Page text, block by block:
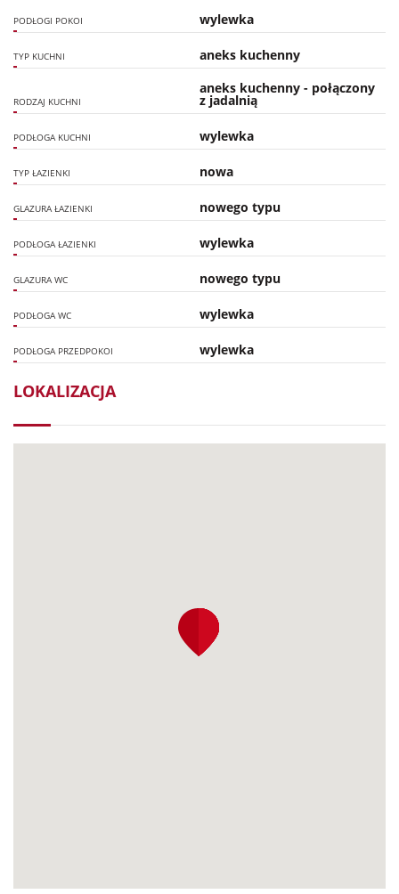
PODŁOGI POKOI wylewka
TYP KUCHNI aneks kuchenny
RODZAJ KUCHNI
aneks kuchenny - połączony
z jadalnią
PODŁOGA KUCHNI wylewka
TYP ŁAZIENKI nowa
GLAZURA ŁAZIENKI nowego typu
PODŁOGA ŁAZIENKI wylewka
GLAZURA WC nowego typu
PODŁOGA WC wylewka
PODŁOGA PRZEDPOKOI wylewka
LOKALIZACJA